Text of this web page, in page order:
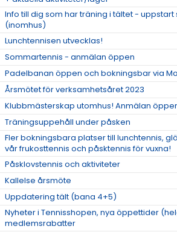
Info till dig som har träning i tältet - uppstart
(inomhus)
Lunchtennisen utvecklas!
Sommartennis - anmälan öppen
Padelbanan öppen och bokningsbar via
Årsmötet för verksamhetsåret 2023
Klubbmästerskap utomhus! Anmälan
Träningsuppehåll under påsken
Fler bokningsbara platser till lunchtennis,
vår frukosttennis och påsktennis för vuxna!
Påsklovstennis och aktiviteter
Kallelse årsmöte
Uppdatering tält (bana 4+5)
Nyheter i Tennisshopen, nya öppettider
medlemsrabatter